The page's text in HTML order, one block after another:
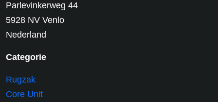
Parlevinkerweg 44
5928 NV Venlo
Nederland
Categorie
Rugzak
Core Unit